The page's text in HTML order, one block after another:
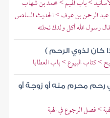
> باب الميم > محمد بن شهاب
الرحمن بن عوف > الحديث السادس
رسول الله أكل ولدك نحلته
كان لذوي الرحم )
> كتاب البيوع > باب العطايا
رحم محرم منه أو زوجة أو
> فصل الرجوع في الهبة